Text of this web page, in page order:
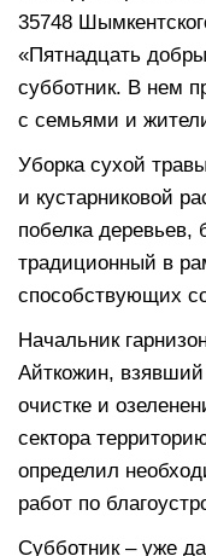
35748
«Пятнадцать
субботник. В нем
с семьями и
Уборка сухой
и кустарниковой
побелка деревьев,
традиционный в
способствующих
Начальник
Айткожин,
очистке и
сектора
определил
работ по
Субботник – уже